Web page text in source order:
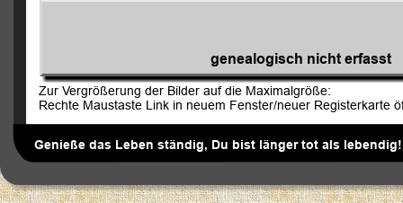
Zur Vergrößerung der Bilder auf die Maximalgröße:
Rechte Maustaste Link in neuem Fenster/neuer Registerkarte
Genieße das Leben ständig, Du bist länger tot als lebendig!
genealogisch nicht erfasst